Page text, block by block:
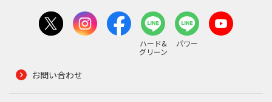
ハード&
グリーン
パワー
お問い合わせ